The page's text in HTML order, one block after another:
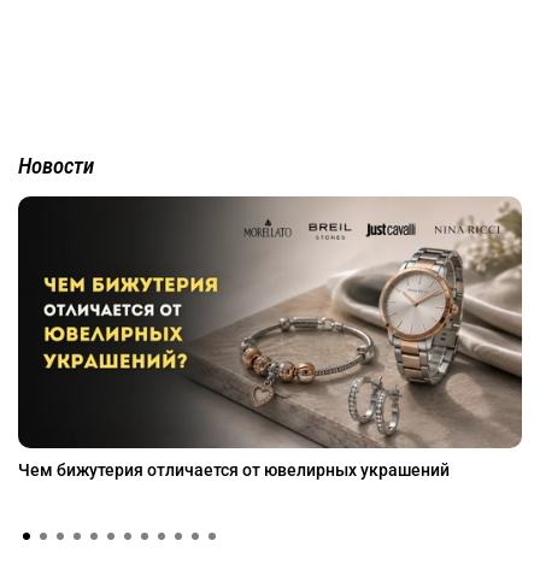
Новости
Чем бижутерия отличается от ювелирных украшений